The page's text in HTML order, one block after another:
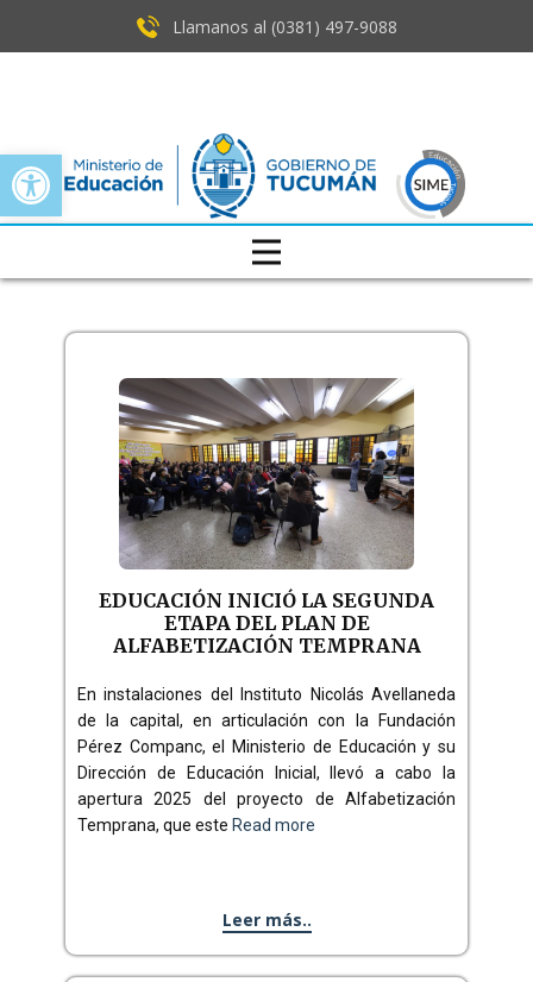
Open toolbar
Llamanos al (0381) ​497-9088
EDUCACIÓN INICIÓ LA SEGUNDA
ETAPA DEL PLAN DE
ALFABETIZACIÓN TEMPRANA
En instalaciones del Instituto Nicolás Avellaneda
de la capital, en articulación con la Fundación
Pérez Companc, el Ministerio de Educación y su
Dirección de Educación Inicial, llevó a cabo la
apertura 2025 del proyecto de Alfabetización
Temprana, que este Read more
Leer más..